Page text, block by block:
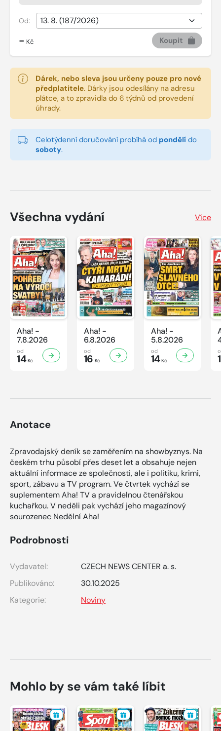
Od:
- Kč Koupit
Dárek, nebo sleva jsou určeny pouze pro nové
předplatitele. Dárky jsou odesílány na adresu
plátce, a to zpravidla do 6 týdnů od provedení
úhrady.
Celotýdenní doručování probíhá od pondělí do
soboty.
Všechna vydání Více
Aha! -
7.8.2026
od
14Kč
Aha! -
6.8.2026
od
16 Kč
Aha! -
5.8.2026
od
14Kč
Anotace
Zpravodajský deník se zaměřením na showbyznys. Na
českém trhu působí přes deset let a obsahuje nejen
aktuální informace ze společnosti, ale i politiku, krimi,
sport, zábavu a TV program. Ve čtvrtek vychází se
suplementem Aha! TV a pravidelnou čtenářskou
kuchařkou. V neděli pak vychází jeho magazínový
sourozenec Nedělní Aha!
Podrobnosti
Vydavatel:
CZECH NEWS CENTER a. s.
Publikováno:
30.10.2025
Kategorie:
Noviny
Mohlo by se vám také líbit